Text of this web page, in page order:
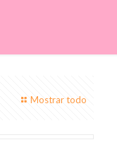
Mostrar todo